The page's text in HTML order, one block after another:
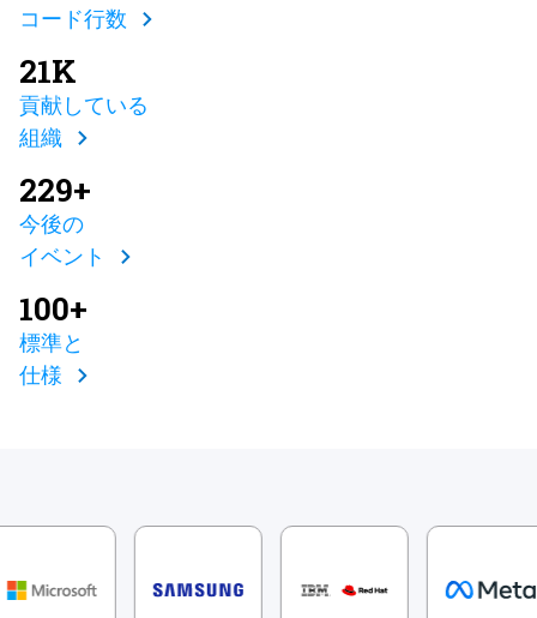
コード行数
21K
貢献している
組織
229+
今後の
イベント
100+
標準と
仕様